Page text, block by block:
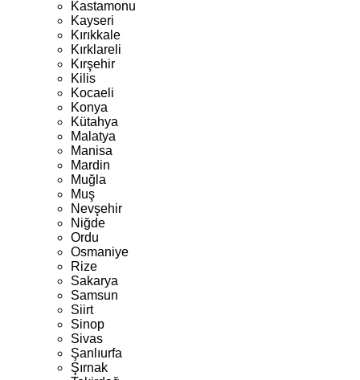
Kastamonu
Kayseri
Kırıkkale
Kırklareli
Kırşehir
Kilis
Kocaeli
Konya
Kütahya
Malatya
Manisa
Mardin
Muğla
Muş
Nevşehir
Niğde
Ordu
Osmaniye
Rize
Sakarya
Samsun
Siirt
Sinop
Sivas
Şanlıurfa
Şırnak